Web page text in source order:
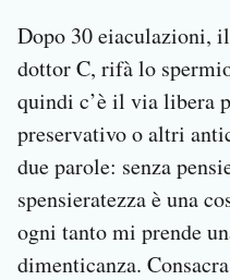
Dopo 30 eiaculazioni,
dottor C, rifà lo
quindi c’è il via libera
preservativo o altri
due parole: senza
spensieratezza è una
ogni tanto mi prende
dimenticanza.